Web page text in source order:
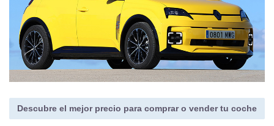
Descubre el mejor precio para comprar o vender tu coche